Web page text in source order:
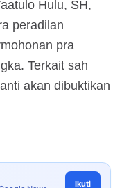
Hulu, SH,
peradilan
pra
Terkait sah
akan dibuktikan
Ikuti